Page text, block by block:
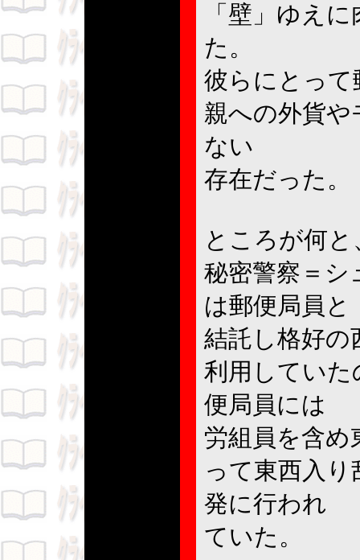
「壁」ゆえ
た。
彼らにとって
親への外貨や
ない
存在だった。
ところが何
秘密警察＝シ
は郵便局員と
結託し格好の
利用していた
便局員には
労組員を含め
って東西入
発に行われ
ていた。